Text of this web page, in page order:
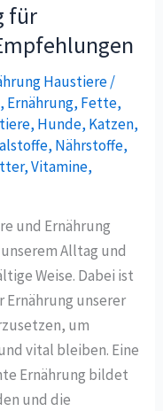
für
Haustiere/
, Ernährung, Fette,
, Hunde, Katzen,
, Nährstoffe,
,Vitamine,
und Ernährung
Alltag und
Weise. Dabei ist
Ernährung unserer
um
vital bleiben. Eine
Ernährung bildet
und die